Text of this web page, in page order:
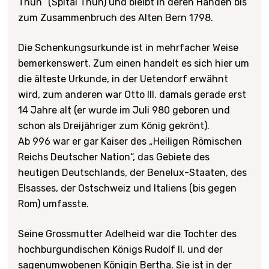
zum Zusammenbruch des Alten Bern 1798.
Die Schenkungsurkunde ist in mehrfacher Weise
bemerkenswert. Zum einen handelt es sich hier um
die älteste Urkunde, in der Uetendorf erwähnt
wird, zum anderen war Otto III. damals gerade erst
14 Jahre alt (er wurde im Juli 980 geboren und
schon als Dreijähriger zum König gekrönt).
Ab 996 war er gar Kaiser des „Heiligen Römischen
Reichs Deutscher Nation“, das Gebiete des
heutigen Deutschlands, der Benelux-Staaten, des
Elsasses, der Ostschweiz und Italiens (bis gegen
Rom) umfasste.
Seine Grossmutter Adelheid war die Tochter des
hochburgundischen Königs Rudolf II. und der
sagenumwobenen Königin Bertha. Sie ist in der